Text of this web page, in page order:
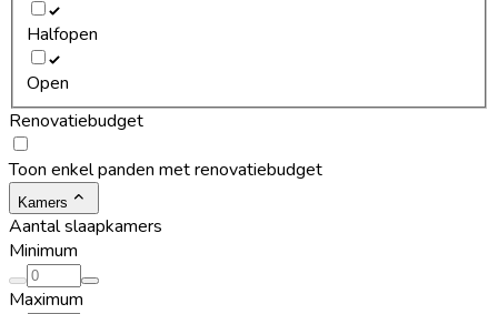
Halfopen
Open
Renovatiebudget
Toon enkel panden met renovatiebudget
Kamers
Aantal slaapkamers
Minimum
Maximum